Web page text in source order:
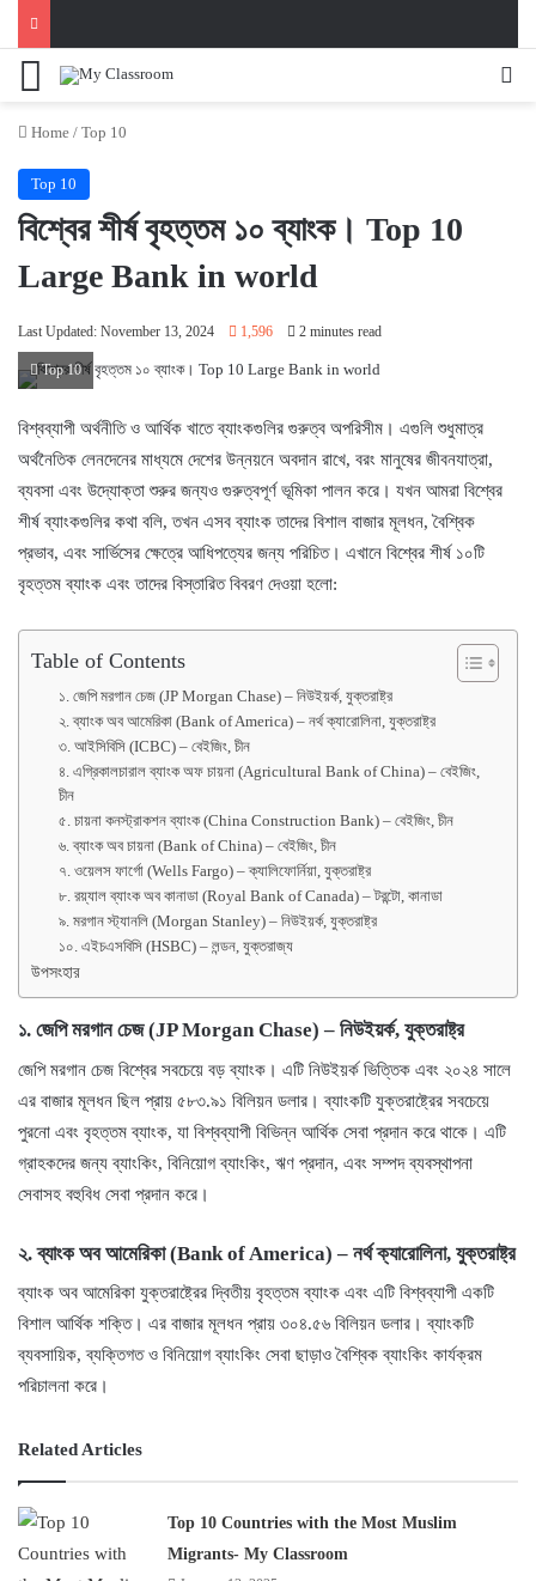
Menu
Home / Top 10
Top 10
বিশ্বের শীর্ষ বৃহত্তম ১০ ব্যাংক। Top 10
Large Bank in world
Last Updated: November 13, 2024 1,596 2 minutes read
Top 10
বিশ্বব্যাপী অর্থনীতি ও আর্থিক খাতে ব্যাংকগুলির গুরুত্ব অপরিসীম। এগুলি শুধুমাত্র
অর্থনৈতিক লেনদেনের মাধ্যমে দেশের উন্নয়নে অবদান রাখে, বরং মানুষের জীবনযাত্রা,
ব্যবসা এবং উদ্যোক্তা শুরুর জন্যও গুরুত্বপূর্ণ ভূমিকা পালন করে। যখন আমরা বিশ্বের
শীর্ষ ব্যাংকগুলির কথা বলি, তখন এসব ব্যাংক তাদের বিশাল বাজার মূলধন, বৈশ্বিক
প্রভাব, এবং সার্ভিসের ক্ষেত্রে আধিপত্যের জন্য পরিচিত। এখানে বিশ্বের শীর্ষ ১০টি
বৃহত্তম ব্যাংক এবং তাদের বিস্তারিত বিবরণ দেওয়া হলো:
Table of Contents
১. জেপি মরগান চেজ (JP Morgan Chase) – নিউইয়র্ক, যুক্তরাষ্ট্র
২. ব্যাংক অব আমেরিকা (Bank of America) – নর্থ ক্যারোলিনা, যুক্তরাষ্ট্র
৩. আইসিবিসি (ICBC) – বেইজিং, চীন
৪. এগ্রিকালচারাল ব্যাংক অফ চায়না (Agricultural Bank of China) – বেইজিং,
চীন
৫. চায়না কনস্ট্রাকশন ব্যাংক (China Construction Bank) – বেইজিং, চীন
৬. ব্যাংক অব চায়না (Bank of China) – বেইজিং, চীন
৭. ওয়েলস ফার্গো (Wells Fargo) – ক্যালিফোর্নিয়া, যুক্তরাষ্ট্র
৮. রয়্যাল ব্যাংক অব কানাডা (Royal Bank of Canada) – টরন্টো, কানাডা
৯. মরগান স্ট্যানলি (Morgan Stanley) – নিউইয়র্ক, যুক্তরাষ্ট্র
১০. এইচএসবিসি (HSBC) – লন্ডন, যুক্তরাজ্য
উপসংহার
১. জেপি মরগান চেজ (JP Morgan Chase) – নিউইয়র্ক, যুক্তরাষ্ট্র
জেপি মরগান চেজ বিশ্বের সবচেয়ে বড় ব্যাংক। এটি নিউইয়র্ক ভিত্তিক এবং ২০২৪ সালে
এর বাজার মূলধন ছিল প্রায় ৫৮৩.৯১ বিলিয়ন ডলার। ব্যাংকটি যুক্তরাষ্ট্রের সবচেয়ে
পুরনো এবং বৃহত্তম ব্যাংক, যা বিশ্বব্যাপী বিভিন্ন আর্থিক সেবা প্রদান করে থাকে। এটি
গ্রাহকদের জন্য ব্যাংকিং, বিনিয়োগ ব্যাংকিং, ঋণ প্রদান, এবং সম্পদ ব্যবস্থাপনা
সেবাসহ বহুবিধ সেবা প্রদান করে।
২.ব্যাংক অব আমেরিকা (Bank of America) – নর্থ ক্যারোলিনা, যুক্তরাষ্ট্র
ব্যাংক অব আমেরিকা যুক্তরাষ্ট্রের দ্বিতীয় বৃহত্তম ব্যাংক এবং এটি বিশ্বব্যাপী একটি
বিশাল আর্থিক শক্তি। এর বাজার মূলধন প্রায় ৩০৪.৫৬ বিলিয়ন ডলার। ব্যাংকটি
ব্যবসায়িক, ব্যক্তিগত ও বিনিয়োগ ব্যাংকিং সেবা ছাড়াও বৈশ্বিক ব্যাংকিং কার্যক্রম
পরিচালনা করে।
Related Articles
Top 10 Countries with the Most Muslim
Migrants- My Classroom